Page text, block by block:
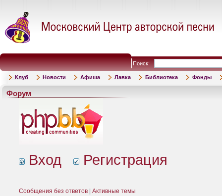
Поиск:
Клуб Новости Афиша Лавка Библиотека Фонды
Форум
Вход Регистрация
Сообщения без ответов Активные темы